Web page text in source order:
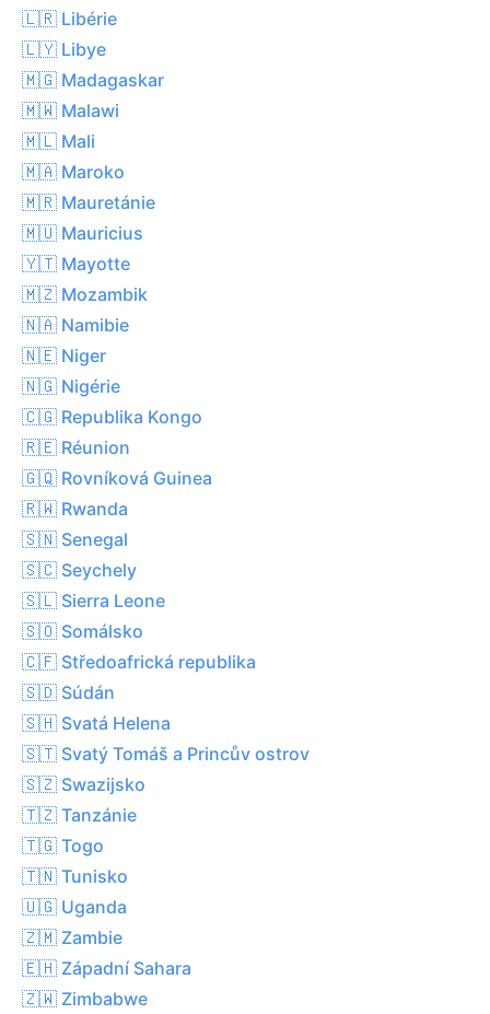
🇱🇷 Libérie
🇱🇾 Libye
🇲🇬 Madagaskar
🇲🇼 Malawi
🇲🇱 Mali
🇲🇦 Maroko
🇲🇷 Mauretánie
🇲🇺 Mauricius
🇾🇹 Mayotte
🇲🇿 Mozambik
🇳🇦 Namibie
🇳🇪 Niger
🇳🇬 Nigérie
🇨🇬 Republika Kongo
🇷🇪 Réunion
🇬🇶 Rovníková Guinea
🇷🇼 Rwanda
🇸🇳 Senegal
🇸🇨 Seychely
🇸🇱 Sierra Leone
🇸🇴 Somálsko
🇨🇫 Středoafrická republika
🇸🇩 Súdán
🇸🇭 Svatá Helena
🇸🇹 Svatý Tomáš a Princův ostrov
🇸🇿 Swazijsko
🇹🇿 Tanzánie
🇹🇬 Togo
🇹🇳 Tunisko
🇺🇬 Uganda
🇿🇲 Zambie
🇪🇭 Západní Sahara
🇿🇼 Zimbabwe